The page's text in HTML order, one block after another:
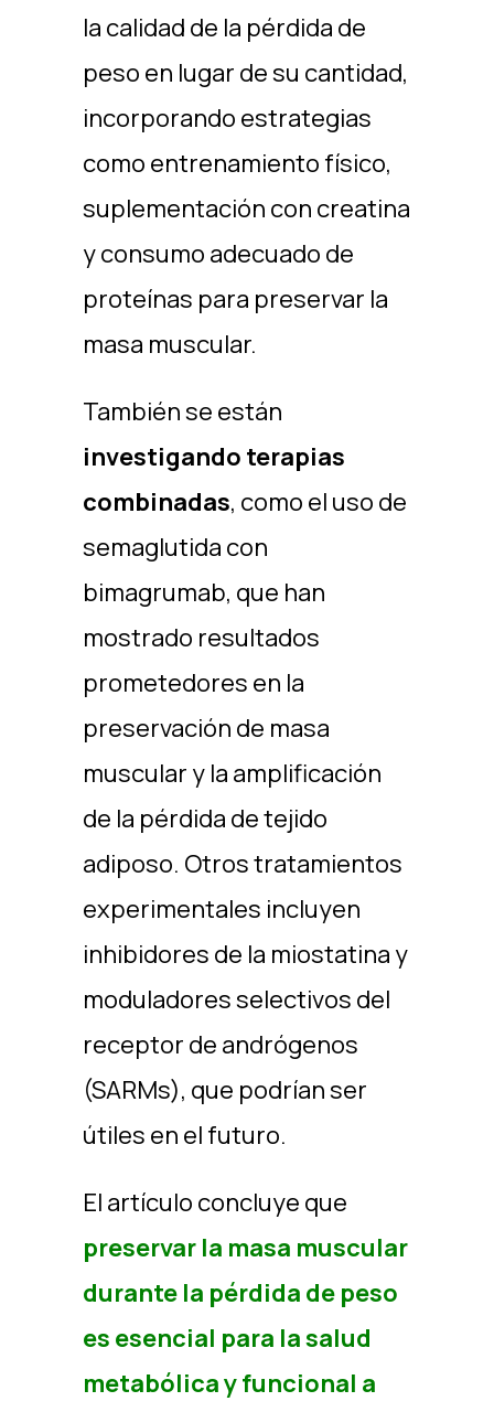
la calidad de la pérdida de
peso en lugar de su cantidad,
incorporando estrategias
como entrenamiento físico,
suplementación con creatina
y consumo adecuado de
proteínas para preservar la
masa muscular.
También se están
investigando terapias
combinadas, como el uso de
semaglutida con
bimagrumab, que han
mostrado resultados
prometedores en la
preservación de masa
muscular y la amplificación
de la pérdida de tejido
adiposo. Otros tratamientos
experimentales incluyen
inhibidores de la miostatina y
moduladores selectivos del
receptor de andrógenos
(SARMs), que podrían ser
útiles en el futuro.
El artículo concluye que
preservar la masa muscular
durante la pérdida de peso
es esencial para la salud
metabólica y funcional a